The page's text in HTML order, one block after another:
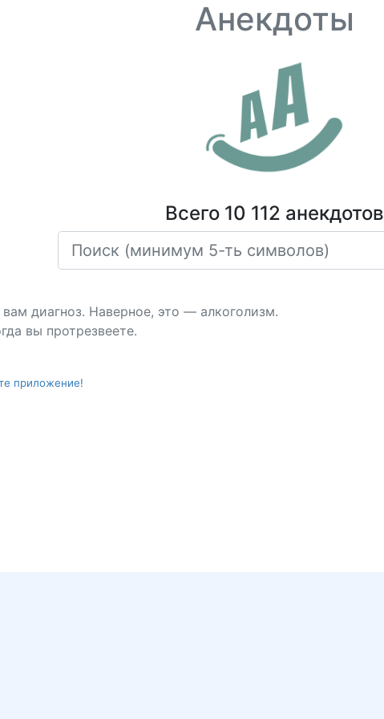
Анекдоты
Всего 10 112 анекдотов
диагноз. Hаверное, это — алкоголизм.
вы протрезвеете.
приложение!